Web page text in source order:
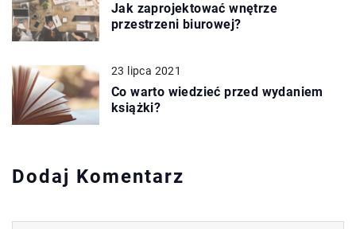
Jak zaprojektować wnętrze
przestrzeni biurowej?
23 lipca 2021
Co warto wiedzieć przed wydaniem
książki?
Dodaj Komentarz